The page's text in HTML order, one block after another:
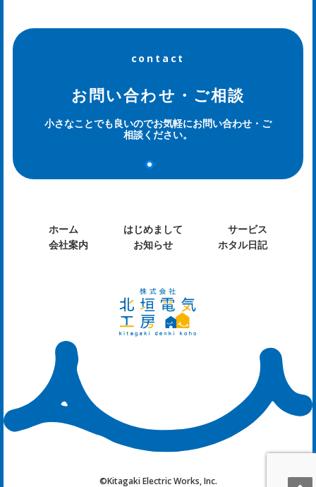
contact
お問い合わせ・ご相談
小さなことでも良いのでお気軽にお問い合わせ・ご
相談ください。
ホーム はじめまして
サービス
会社案内
お知らせ ホタル日記
©Kitagaki Electric Works, Inc.